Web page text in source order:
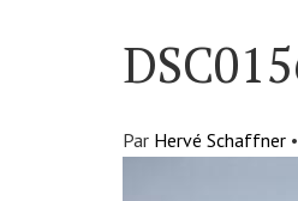
Par Hervé Schaffner •